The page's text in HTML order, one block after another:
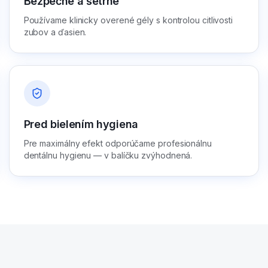
Používame klinicky overené gély s kontrolou citlivosti
zubov a ďasien.
Pred bielením hygiena
Pre maximálny efekt odporúčame profesionálnu
dentálnu hygienu — v balíčku zvýhodnená.